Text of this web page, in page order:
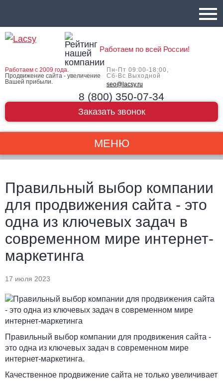
Работаем по всей России!
Работаем с 2009 года.
Продвижение сайта - увеличение
Вашей прибыли.
Пн-Пт 09:00-18:00,
Сб-Вс Выходной
seo@lacsy.ru
8 (800) 350-07-34
Заказать звонок
МЕНЮ
Правильный выбор компании
для продвижения сайта - это
одна из ключевых задач в
современном мире интернет-
маркетинга
17 июля 2023
Правильный выбор компании для продвижения сайта -
это одна из ключевых задач в современном мире
интернет-маркетинга.
Качественное продвижение сайта не только увеличивает